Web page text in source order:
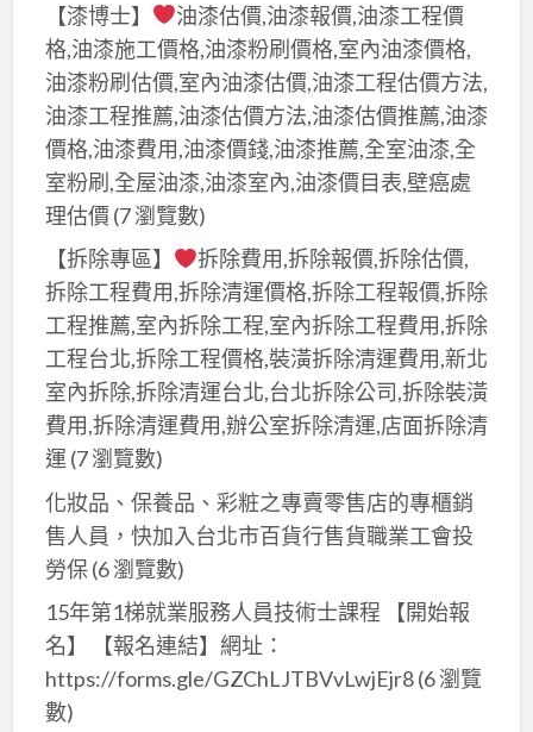
【漆博士】
油漆估價,油漆報價,油漆工程價
格,油漆施工價格,油漆粉刷價格,室內油漆價格,
油漆粉刷估價,室內油漆估價,油漆工程估價方法,
油漆工程推薦,油漆估價方法,油漆估價推薦,油漆
價格,油漆費用,油漆價錢,油漆推薦,全室油漆,全
室粉刷,全屋油漆,油漆室內,油漆價目表,壁癌處
理估價(7 瀏覽數)
【拆除專區】
拆除費用,拆除報價,拆除估價,
拆除工程費用,拆除清運價格,拆除工程報價,拆除
工程推薦,室內拆除工程,室內拆除工程費用,拆除
工程台北,拆除工程價格,裝潢拆除清運費用,新北
室內拆除,拆除清運台北,台北拆除公司,拆除裝潢
費用,拆除清運費用,辦公室拆除清運,店面拆除清
運 (7 瀏覽數)
化妝品、保養品、彩粧之專賣零售店的專櫃銷
售人員，快加入台北市百貨行售貨職業工會投
勞保(6 瀏覽數)
15年第1梯就業服務人員技術士課程 【開始報
名】 【報名連結】網址：
https://forms.gle/GZChLJTBVvLwjEjr8(6 瀏覽
數)